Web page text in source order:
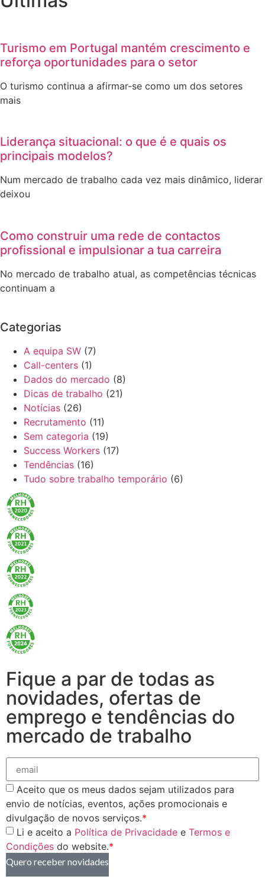
Turismo em Portugal mantém crescimento e
reforça oportunidades para o setor
O turismo continua a afirmar-se como um dos setores
mais
Liderança situacional: o que é e quais os
principais modelos?
Num mercado de trabalho cada vez mais dinâmico, liderar
deixou
Como construir uma rede de contactos
profissional e impulsionar a tua carreira
No mercado de trabalho atual, as competências técnicas
continuam a
Categorias
A equipa SW (7)
Call-centers (1)
Dados do mercado (8)
Dicas de trabalho (21)
Notícias (26)
Recrutamento (11)
Sem categoria (19)
Success Workers (17)
Tendências (16)
Tudo sobre trabalho temporário (6)
Fique a par de todas as
novidades, ofertas de
emprego e tendências do
mercado de trabalho
Aceito que os meus dados sejam utilizados para
envio de notícias, eventos, ações promocionais e
divulgação de novos serviços.*
Li e aceito a Política de Privacidade e Termos e
Condições do website.*
Quero receber novidades